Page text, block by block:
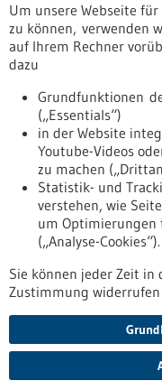
Erscheinungsdatum
Nach oben
Informiert
Newsletter abonnieren
Um unsere Webseite
zu können, verwenden
auf Ihrem Rechner
dazu
Grundfunktionen
(„Essentials“)
in der Website
Youtube-Videos
zu machen
Statistik- und
verstehen, wie
um Optimierungen
(„Analyse-Cookies“).
Sie können jeder Zeit in
Zustimmung widerrufen